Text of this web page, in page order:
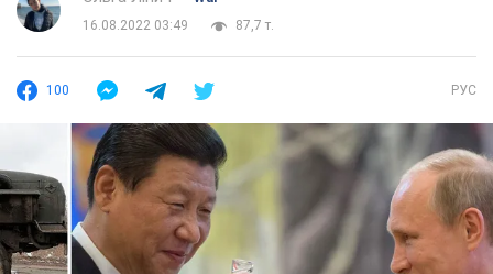
16.08.2022 03:49
87,7 т.
100 РУС